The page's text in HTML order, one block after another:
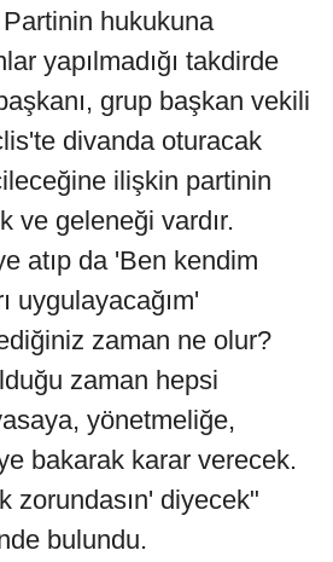
hukukuna
yapılmadığı takdirde
grup başkan vekili
divanda oturacak
ilişkin partinin
ve geleneği vardır.
atıp da 'Ben kendim
uygulayacağım'
zaman ne olur?
zaman hepsi
yönetmeliğe,
bakarak karar verecek.
zorundasın' diyecek"
bulundu.